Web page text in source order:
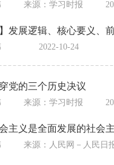
来源： 学习时报
】发展逻辑、核心要义
2022-10-24
党的三个历史决议
来源： 学习时报
主义是全面发展的社会
来源： 人民网－人民日